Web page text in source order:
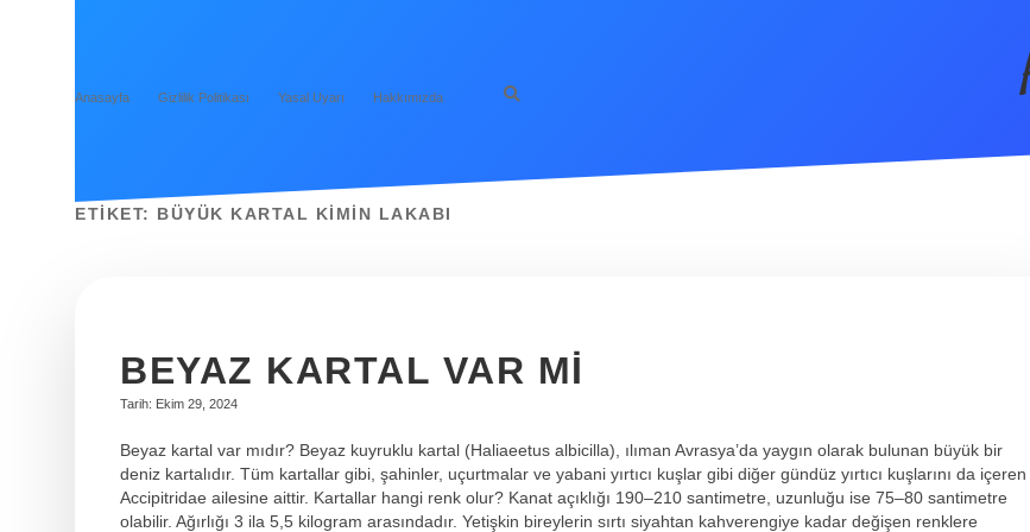
Anasayfa Gizlilik Politikası Yasal Uyarı Hakkımızda
ETIKET: BÜYÜK KARTAL KIMIN LAKABI
BEYAZ KARTAL VAR MI
Tarih: Ekim 29, 2024
Beyaz kartal var mıdır? Beyaz kuyruklu kartal (Haliaeetus albicilla), ılıman Avrasya’da yaygın olarak bulunan büyük bir
deniz kartalıdır. Tüm kartallar gibi, şahinler, uçurtmalar ve yabani yırtıcı kuşlar gibi diğer gündüz yırtıcı kuşlarını da içeren
Accipitridae ailesine aittir. Kartallar hangi renk olur? Kanat açıklığı 190–210 santimetre, uzunluğu ise 75–80 santimetre
olabilir. Ağırlığı 3 ila 5,5 kilogram arasındadır. Yetişkin bireylerin sırtı siyahtan kahverengiye kadar değişen renklere